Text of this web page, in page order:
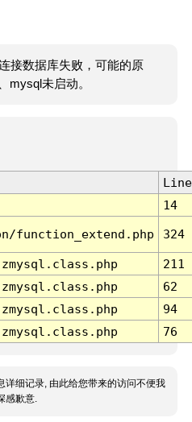
接数据库失败，可能的原
mysql未启动。
Line
14
function_extend.php 324
211
62
94
76
详细记录, 由此给您带来的访问不便我
感歉意.